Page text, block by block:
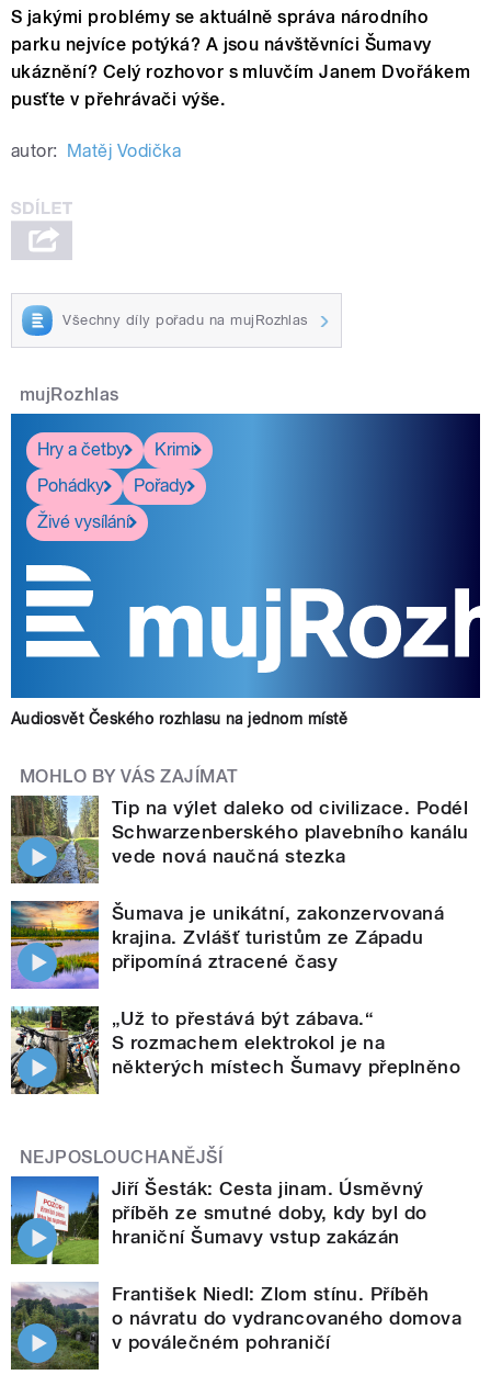
S jakými problémy se aktuálně správa národního
parku nejvíce potýká? A jsou návštěvníci Šumavy
ukáznění? Celý rozhovor s mluvčím Janem Dvořákem
pusťte v přehrávači výše.
autor: Matěj Vodička
Všechny díly pořadu na mujRozhlas
mujRozhlas
Hry a četby
Krimi
Pohádky
Pořady
Živé vysílání
Audiosvět Českého rozhlasu na jednom místě
MOHLO BY VÁS ZAJÍMAT
Tip na výlet daleko od civilizace. Podél
Schwarzenberského plavebního kanálu
vede nová naučná stezka
Šumava je unikátní, zakonzervovaná
krajina. Zvlášť turistům ze Západu
připomíná ztracené časy
„Už to přestává být zábava.“
S rozmachem elektrokol je na
některých místech Šumavy přeplněno
NEJPOSLOUCHANĚJŠÍ
Jiří Šesták: Cesta jinam. Úsměvný
příběh ze smutné doby, kdy byl do
hraniční Šumavy vstup zakázán
František Niedl: Zlom stínu. Příběh
o návratu do vydrancovaného domova
v poválečném pohraničí